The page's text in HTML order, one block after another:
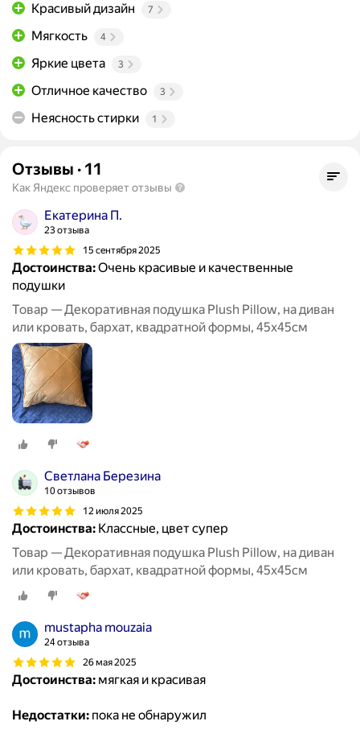
Красивый дизайн
7
Мягкость 4
Яркие цвета 3
Отличное качество 3
Неясность стирки 1
Отзывы · 11
Как Яндекс проверяет отзывы
Екатерина П.
23 отзыва
15 сентября 2025
Достоинства:Очень красивые и качественные
подушки
Товар — Декоративная подушка Plush Pillow, на диван
или кровать, бархат, квадратной формы, 45x45см
Светлана Березина
10 отзывов
12 июля 2025
Достоинства: Классные, цвет супер
Товар — Декоративная подушка Plush Pillow, на диван
или кровать, бархат, квадратной формы, 45x45см
mustapha mouzaia
24 отзыва
26 мая 2025
Достоинства: мягкая и красивая
Недостатки: пока не обнаружил